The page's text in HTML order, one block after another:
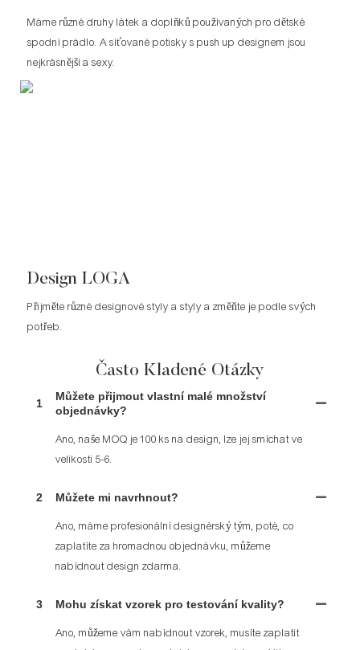
Máme různé druhy látek a doplňků používaných pro dětské
spodní prádlo. A síťované potisky s push up designem jsou
nejkrásnější a sexy.
Design LOGA
Přijměte různé designové styly a styly a změňte je podle svých
potřeb.
Často Kladené Otázky
1
Můžete přijmout vlastní malé množství
objednávky?
Ano, naše MOQ je 100 ks na design, lze jej smíchat ve
velikosti 5-6.
2 Můžete mi navrhnout?
Ano, máme profesionální designérský tým, poté, co
zaplatíte za hromadnou objednávku, můžeme
nabídnout design zdarma.
3 Mohu získat vzorek pro testování kvality?
Ano, můžeme vám nabídnout vzorek, musíte zaplatit